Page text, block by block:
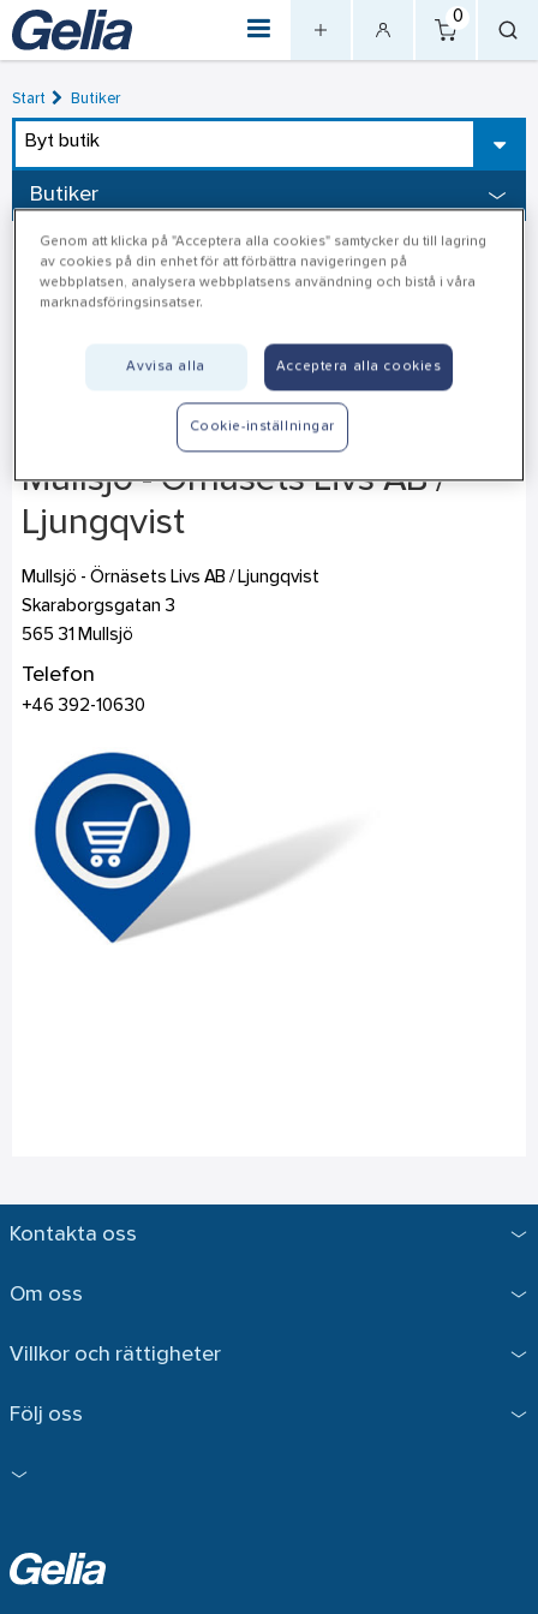
0
Start Butiker
Byt butik
Butiker
Mullsjö - Örnäsets Livs AB /
Ljungqvist
Mullsjö - Örnäsets Livs AB / Ljungqvist
Skaraborgsgatan 3
565 31 Mullsjö
Telefon
+46 392-10630
Kontakta oss
Om oss
Villkor och rättigheter
Följ oss
Genom att klicka på "Acceptera alla cookies" samtycker du till lagring
av cookies på din enhet för att förbättra navigeringen på
webbplatsen, analysera webbplatsens användning och bistå i våra
marknadsföringsinsatser.
Avvisa alla Acceptera alla cookies
Cookie-inställningar